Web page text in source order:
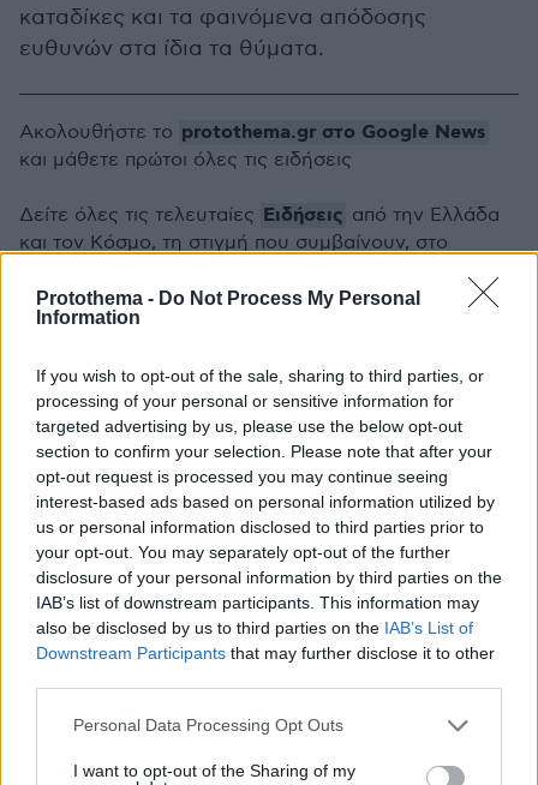
Protothema - Do Not Process My Personal
Information
If you wish to opt-out of the sale, sharing to third parties, or
processing of your personal or sensitive information for
targeted advertising by us, please use the below opt-out
section to confirm your selection. Please note that after your
opt-out request is processed you may continue seeing
interest-based ads based on personal information utilized by
us or personal information disclosed to third parties prior to
your opt-out. You may separately opt-out of the further
disclosure of your personal information by third parties on the
IAB’s list of downstream participants. This information may
also be disclosed by us to third parties on the IAB’s List of
Downstream Participants that may further disclose it to other
Please note that this website/app uses one or more Google
not limited to your visit or usage behaviour. You may click to
Personal Data Processing Opt Outs
I want to opt-out of the Sharing of my
καταδίκες και τα φαινόμενα απόδοσης
ευθυνών στα ίδια τα θύματα.
Ακολουθήστε το protothema.gr στο Google News
και μάθετε πρώτοι όλες τις ειδήσεις
Δείτε όλες τις τελευταίες Ειδήσεις από την Ελλάδα
και τον Κόσμο, τη στιγμή που συμβαίνουν, στο